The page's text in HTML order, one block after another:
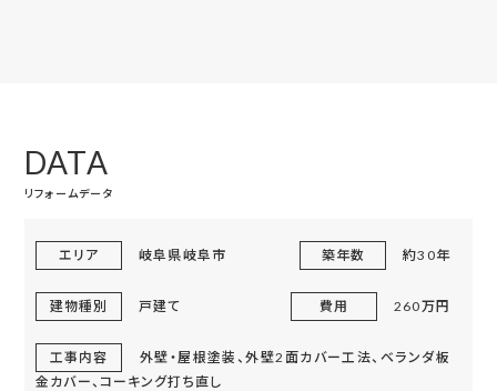
DATA
リフォームデータ
エリア 岐阜県岐阜市 築年数 約30年
建物種別 戸建て 費用 260万円
工事内容
外壁・屋根塗装、外壁2面カバー工法、ベランダ板
金カバー、コーキング打ち直し